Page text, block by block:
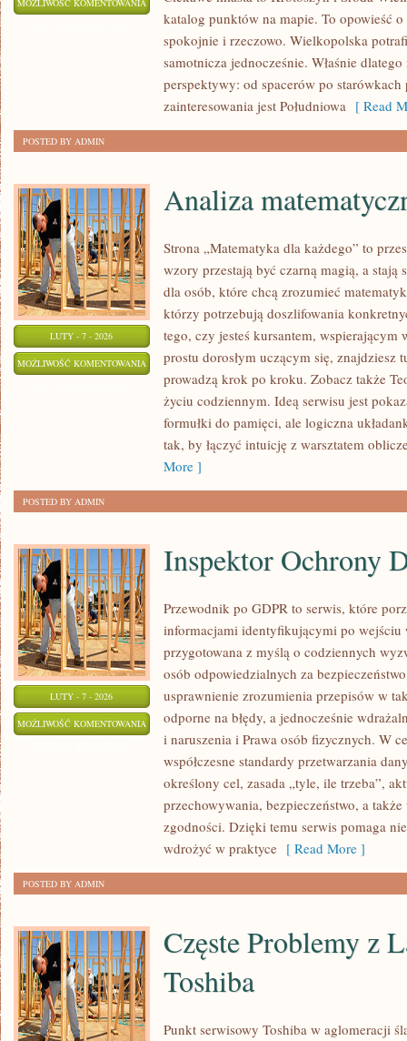
MOŻLIWOŚĆ KOMENTOWANIA
katalog punktów na mapie. To opowieść
spokojnie i rzeczowo. Wielkopolska
samotnicza jednocześnie. Właśnie
perspektywy: od spacerów po starówkach
zainteresowania jest Południowa [ Read
POSTED BY ADMIN
LUTY - 7 - 2026
MOŻLIWOŚĆ KOMENTOWANIA ANALIZA
MATEMATYCZNA
Analiza
Strona „Matematyka dla każdego” to
wzory przestają być czarną magią, a stają
dla osób, które chcą zrozumieć
którzy potrzebują doszlifowania
tego, czy jesteś kursantem, wspierającym
prostu dorosłym uczącym się, znajdziesz
prowadzą krok po kroku. Zobacz także
życiu codziennym. Ideą serwisu jest
formułki do pamięci, ale logiczna
tak, by łączyć intuicję z warsztatem
More ]
POSTED BY ADMIN
LUTY - 7 - 2026
MOŻLIWOŚĆ KOMENTOWANIA INSPEKTOR
OCHRONY
DANYCH
(IOD)
Inspektor Ochrony
Przewodnik po GDPR to serwis, które
informacjami identyfikującymi po wejściu
przygotowana z myślą o codziennych
osób odpowiedzialnych za
usprawnienie zrozumienia przepisów w
odporne na błędy, a jednocześnie
i naruszenia i Prawa osób fizycznych. W
współczesne standardy przetwarzania
określony cel, zasada „tyle, ile trzeba”,
przechowywania, bezpieczeństwo, a
zgodności. Dzięki temu serwis pomaga
wdrożyć w praktyce [ Read More ]
POSTED BY ADMIN
Częste Problemy z
Toshiba
Punkt serwisowy Toshiba w aglomeracji